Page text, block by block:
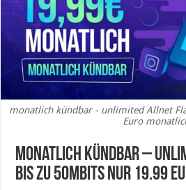
monatlich kündbar - unlimited Allnet
Euro
monatlich kündbar –
bis zu 50Mbits nur 19.99